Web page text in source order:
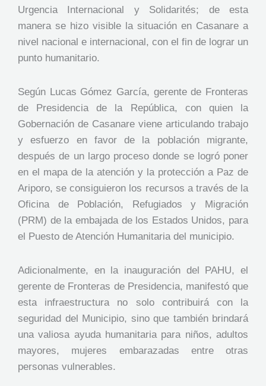
Urgencia Internacional y Solidarités; de esta
manera se hizo visible la situación en Casanare a
nivel nacional e internacional, con el fin de lograr un
punto humanitario.
Según Lucas Gómez García, gerente de Fronteras
de Presidencia de la República, con quien la
Gobernación de Casanare viene articulando trabajo
y esfuerzo en favor de la población migrante,
después de un largo proceso donde se logró poner
en el mapa de la atención y la protección a Paz de
Ariporo, se consiguieron los recursos a través de la
Oficina de Población, Refugiados y Migración
(PRM) de la embajada de los Estados Unidos, para
el Puesto de Atención Humanitaria del municipio.
Adicionalmente, en la inauguración del PAHU, el
gerente de Fronteras de Presidencia, manifestó que
esta infraestructura no solo contribuirá con la
seguridad del Municipio, sino que también brindará
una valiosa ayuda humanitaria para niños, adultos
mayores, mujeres embarazadas entre otras
personas vulnerables.